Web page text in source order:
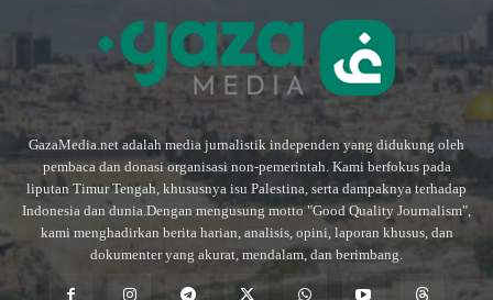
GazaMedia.net adalah media jurnalistik independen yang didukung oleh
pembaca dan donasi organisasi non-pemerintah. Kami berfokus pada
liputan Timur Tengah, khususnya isu Palestina, serta dampaknya terhadap
Indonesia dan dunia.Dengan mengusung motto "Good Quality Journalism",
kami menghadirkan berita harian, analisis, opini, laporan khusus, dan
dokumenter yang akurat, mendalam, dan berimbang.